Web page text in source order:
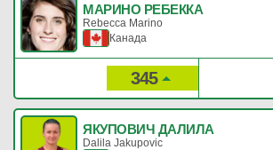
МАРИНО РЕБЕККА
Rebecca Marino
Канада
345
ЯКУПОВИЧ ДАЛИЛА
Dalila Jakupovic